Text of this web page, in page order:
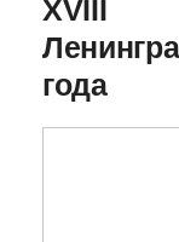
XVIII
года